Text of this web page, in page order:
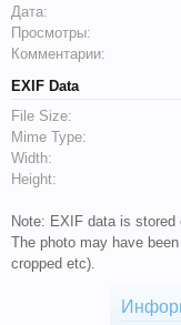
Дата:
Просмотры:
Комментарии:
EXIF Data
File Size:
Mime Type:
Width:
Height:
Note: EXIF data is
The photo may have
cropped etc).